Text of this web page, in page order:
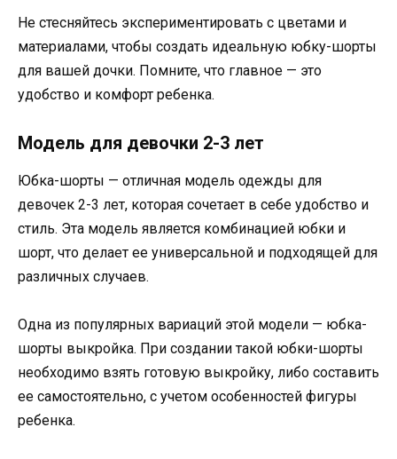
Не стесняйтесь экспериментировать с цветами и
материалами, чтобы создать идеальную юбку-шорты
для вашей дочки. Помните, что главное — это
удобство и комфорт ребенка.
Модель для девочки 2-3 лет
Юбка-шорты — отличная модель одежды для
девочек 2-3 лет, которая сочетает в себе удобство и
стиль. Эта модель является комбинацией юбки и
шорт, что делает ее универсальной и подходящей для
различных случаев.
Одна из популярных вариаций этой модели — юбка-
шорты выкройка. При создании такой юбки-шорты
необходимо взять готовую выкройку, либо составить
ее самостоятельно, с учетом особенностей фигуры
ребенка.